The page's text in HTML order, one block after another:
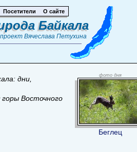
Посетители О сайте
Байкала
Вячеслава Петухина
фото дня
Беглец
дни,
Восточного